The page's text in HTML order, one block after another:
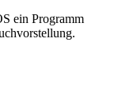
ein Programm